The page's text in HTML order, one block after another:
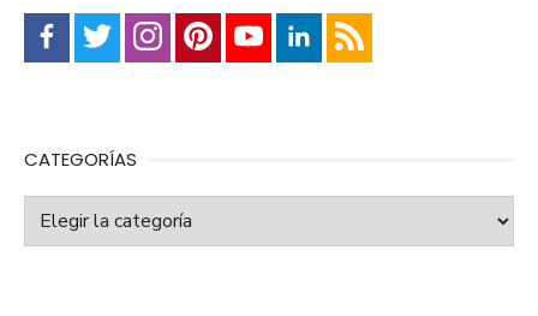
CATEGORÍAS
Categorías